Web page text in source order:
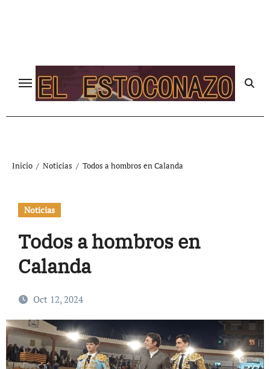
Inicio Noticias Todos a hombros en Calanda
Noticias
Todos a hombros en
Calanda
Oct 12, 2024